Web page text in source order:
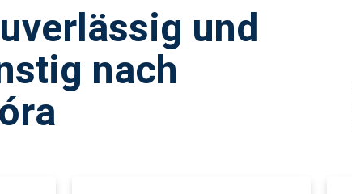
und
nach